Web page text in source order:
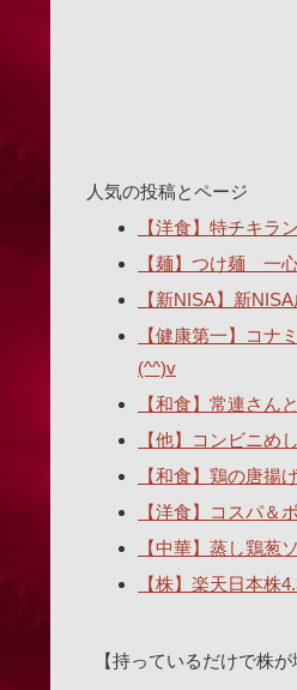
人気の投稿とページ
【洋食】特チキ
【麺】つけ麺 一
【新NISA】新
【健康第一】コナ
(^^)v
【和食】常連さん
【他】コンビニ
【和食】鶏の唐揚
【洋食】コスパ
【中華】蒸し鶏葱
【株】楽天日本
【持っているだけで株